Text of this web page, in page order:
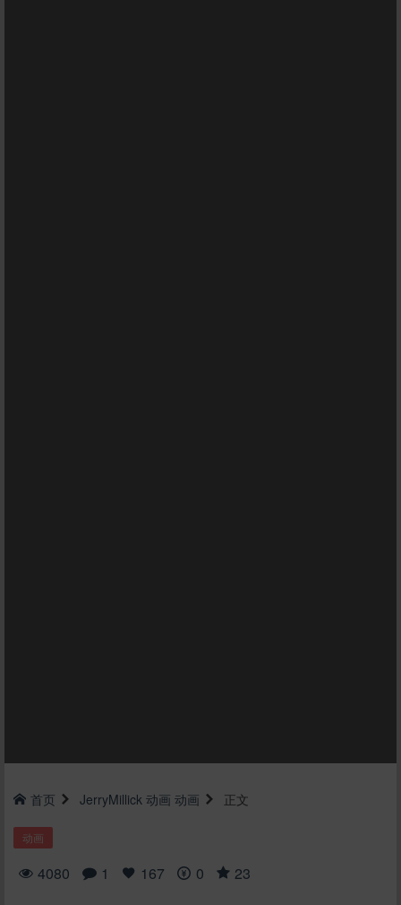
首页 JerryMillick 动画 动画 正文
动画
4080 1 167 0 23